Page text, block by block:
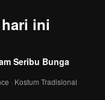
ini
Seribu Bunga
· Kostum Tradisional